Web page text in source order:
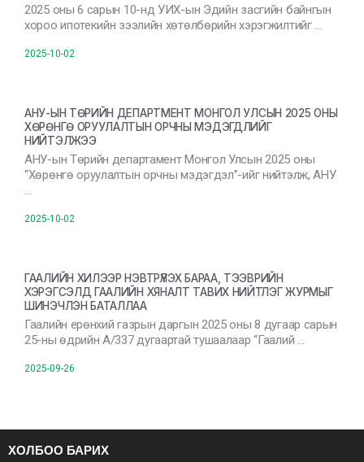
2025 оны 6 сарын 10-нд УИХ-ын Эдийн засгийн байнгын
хороо ипотекийн зээлийн хөтөлбөрийн хэрэгжилтийг …
2025-10-02
АНУ-ЫН ТӨРИЙН ДЕПАРТМЕНТ МОНГОЛ УЛСЫН 2025 ОНЫ
ХӨРӨНГӨ ОРУУЛАЛТЫН ОРЧНЫ МЭДЭГДЛИЙГ
НИЙТЭЛЖЭЭ
АНУ-ын Төрийн департамент Монгол Улсын 2025 оны
“Хөрөнгө оруулалтын орчны мэдэгдэл”-ийг нийтэлж, АНУ
…
2025-10-02
ГААЛИЙН ХИЛЭЭР НЭВТРҮҮЛЭХ БАРАА, ТЭЭВРИЙН
ХЭРЭГСЭЛД ГААЛИЙН ХЯНАЛТ ТАВИХ НИЙТЛЭГ ЖУРМЫГ
ШИНЭЧЛЭН БАТАЛЛАА
Гаалийн ерөнхий газрын даргын 2025 оны 8 дугаар сарын
25-ны өдрийн А/337 дугаартай тушаалаар “Гаалий …
2025-09-26
ХОЛБОО БАРИХ